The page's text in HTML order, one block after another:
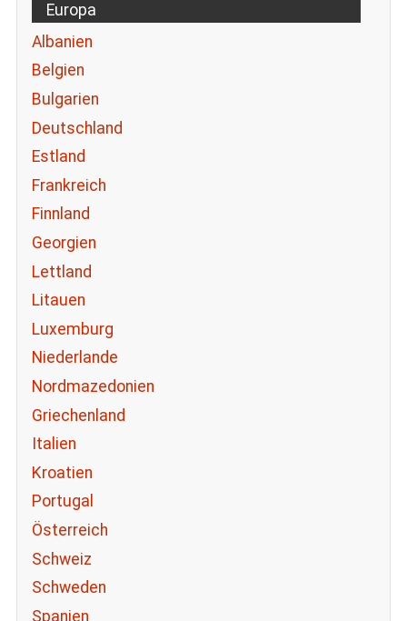
Europa
Albanien
Belgien
Bulgarien
Deutschland
Estland
Frankreich
Finnland
Georgien
Lettland
Litauen
Luxemburg
Niederlande
Nordmazedonien
Griechenland
Italien
Kroatien
Portugal
Österreich
Schweiz
Schweden
Spanien